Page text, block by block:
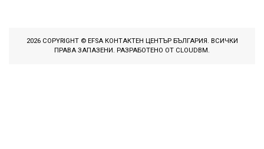
2026 COPYRIGHT © EFSA КОНТАКТЕН ЦЕНТЪР БЪЛГАРИЯ. ВСИЧКИ
ПРАВА ЗАПАЗЕНИ. РАЗРАБОТЕНО ОТ CLOUDBM .